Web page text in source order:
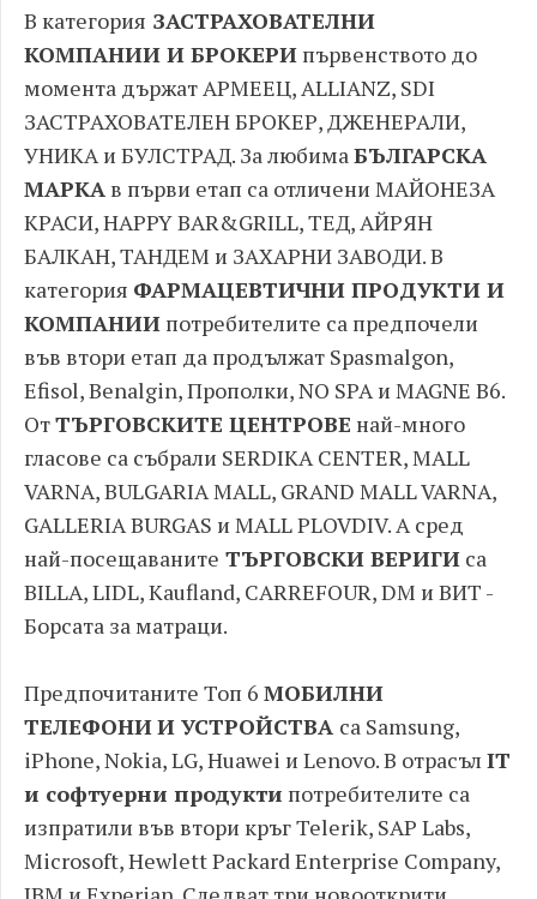
В категория ЗАСТРАХОВАТЕЛНИ
КОМПАНИИ И БРОКЕРИ първенството до
момента държат АРМЕЕЦ, ALLIANZ, SDI
ЗАСТРАХОВАТЕЛЕН БРОКЕР, ДЖЕНЕРАЛИ,
УНИКА и БУЛСТРАД. За любимаБЪЛГАРСКА
МАРКА в първи етап са отличени МАЙОНЕЗА
КРАСИ, HAPPY BAR&GRILL, ТЕД, АЙРЯН
БАЛКАН, ТАНДЕМ и ЗАХАРНИ ЗАВОДИ. В
категория ФАРМАЦЕВТИЧНИ ПРОДУКТИ И
КОМПАНИИ потребителите са предпочели
във втори етап да продължат Spasmalgon,
Efisol, Benalgin, Прополки, NO SPA и MAGNE B6.
ОтТЪРГОВСКИТЕ ЦЕНТРОВЕ най-много
гласове са събрали SERDIKA CENTER, MALL
VARNA, BULGARIA MALL, GRAND MALL VARNA,
GALLERIA BURGAS и MALL PLOVDIV. А сред
най-посещаваните ТЪРГОВСКИ ВЕРИГИ са
BILLA, LIDL, Kaufland, CARREFOUR, DM и ВИТ -
Борсата за матраци.
Предпочитаните Топ 6 МОБИЛНИ
ТЕЛЕФОНИИ УСТРОЙСТВА са Samsung,
iPhone, Nokia, LG, Huawei и Lenovo. В отрасъл IT
и софтуерни продукти потребителите са
изпратили във втори кръг Telerik, SAP Labs,
Microsoft, Hewlett Packard Enterprise Company,